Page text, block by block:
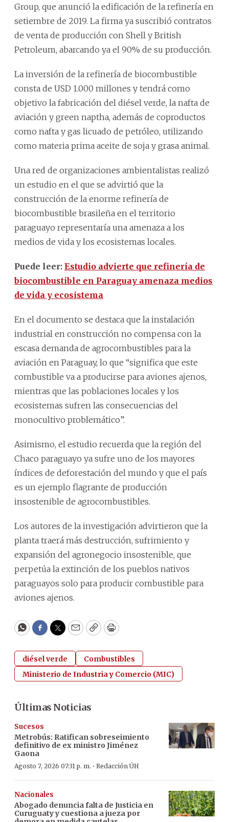
Group, que anunció la edificación de la refinería en
setiembre de 2019. La firma ya suscribió contratos
de venta de producción con Shell y British
Petroleum, abarcando ya el 90% de su producción.
La inversión de la refinería de biocombustible
consta de USD 1.000 millones y tendrá como
objetivo la fabricación del diésel verde, la nafta de
aviación y green naptha, además de coproductos
como nafta y gas licuado de petróleo, utilizando
como materia prima aceite de soja y grasa animal.
Una red de organizaciones ambientalistas realizó
un estudio en el que se advirtió que la
construcción de la enorme refinería de
biocombustible brasileña en el territorio
paraguayo representaría una amenaza a los
medios de vida y los ecosistemas locales.
Puede leer: Estudio advierte que refinería de
biocombustible en Paraguay amenaza medios
de vida y ecosistema
En el documento se destaca que la instalación
industrial en construcción no compensa con la
escasa demanda de agrocombustibles para la
aviación en Paraguay, lo que “significa que este
combustible va a producirse para aviones ajenos,
mientras que las poblaciones locales y los
ecosistemas sufren las consecuencias del
monocultivo problemático”.
Asimismo, el estudio recuerda que la región del
Chaco paraguayo ya sufre uno de los mayores
índices de deforestación del mundo y que el país
es un ejemplo flagrante de producción
insostenible de agrocombustibles.
Los autores de la investigación advirtieron que la
planta traerá más destrucción, sufrimiento y
expansión del agronegocio insostenible, que
perpetúa la extinción de los pueblos nativos
paraguayos solo para producir combustible para
aviones ajenos.
WhatsApp
Facebook
Twitter
EmailCopyPrint
diésel verde
Combustibles
Ministerio de Industria y Comercio (MIC)
Últimas Noticias
Sucesos
Metrobús: Ratifican sobreseimiento
definitivo de ex ministro Jiménez
Gaona
Agosto 7, 2026 07:31 p. m. · Redacción ÚH
Nacionales
Abogado denuncia falta de Justicia en
Curuguaty y cuestiona a jueza por